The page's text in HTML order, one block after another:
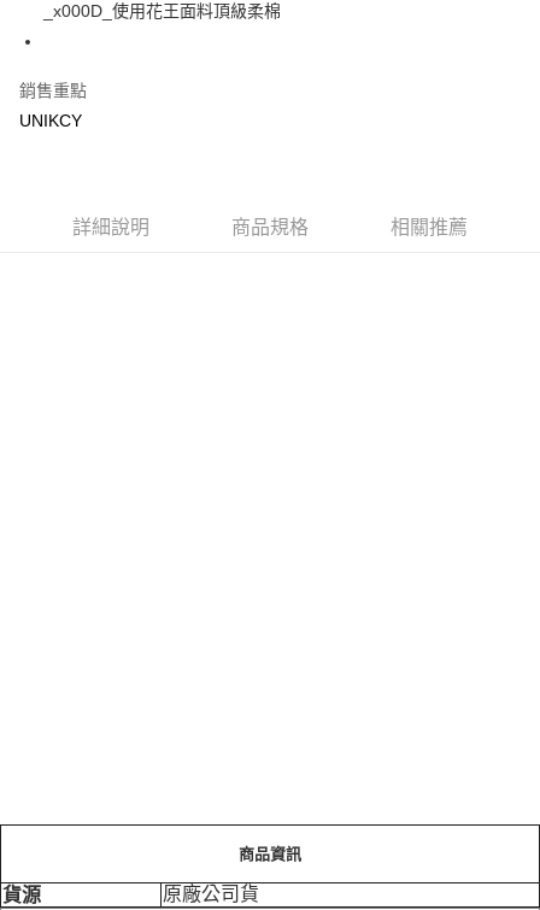
悠遊付
Google Pay
7-11取貨付款［需3-5個工作天不含預購商品］
_x000D_使用花王面料頂級柔棉
銷售重點
UNIKCY
詳細說明 商品規格 相關推薦
商品資訊
貨源 原廠公司貨